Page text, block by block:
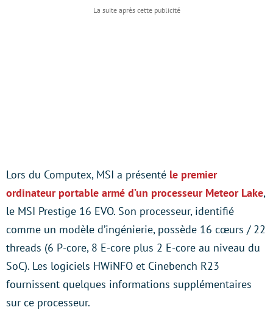
Lors du Computex, MSI a présenté le premier
ordinateur portable armé d’un processeur Meteor Lake,
le MSI Prestige 16 EVO. Son processeur, identifié
comme un modèle d’ingénierie, possède 16 cœurs / 22
threads (6 P-core, 8 E-core plus 2 E-core au niveau du
SoC). Les logiciels HWiNFO et Cinebench R23
fournissent quelques informations supplémentaires
sur ce processeur.